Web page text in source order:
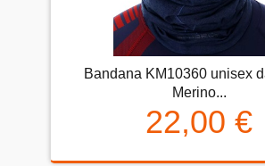
Bandana KM10360 unisex
Merino...
22,00 €